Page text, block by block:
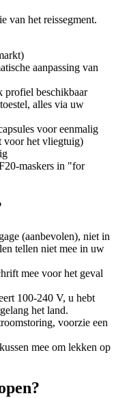
van het reissegment.
aanpassing van
profiel beschikbaar
alles via uw
voor eenmalig
voor het vliegtuig)
maskers in "for
(aanbevolen), niet in
tellen niet mee in uw
mee voor het geval
100-240 V, u hebt
het land.
voorzie een
mee om lekken op